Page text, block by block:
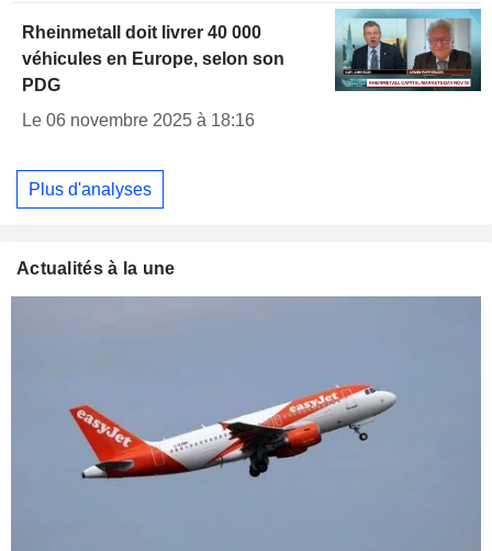
Rheinmetall doit livrer 40 000
véhicules en Europe, selon son
PDG
Le 06 novembre 2025 à 18:16
Plus d'analyses
Actualités à la une